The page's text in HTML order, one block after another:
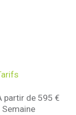
partir de 595 €